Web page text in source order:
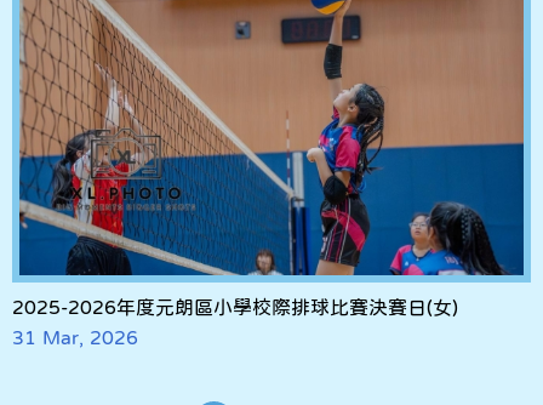
2025-2026年度元朗區小學校際排球比賽決賽日(女)
31 Mar, 2026